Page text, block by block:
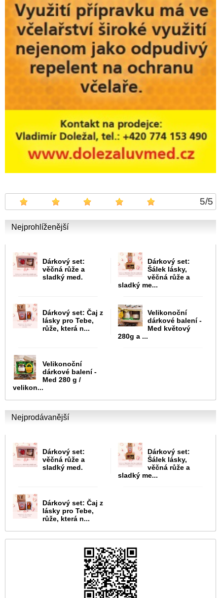
5/5
Nejprohlíženější
Dárkový set:
věčná růže a
sladký med.
Dárkový set:
Šálek lásky,
věčná růže a
sladký me...
Dárkový set: Čaj z
lásky pro Tebe,
růže, která n...
Velikonoční
dárkové balení -
Med květový
280g a ...
Velikonoční
dárkové balení -
Med 280 g /
velikon...
Nejprodávanější
Dárkový set:
věčná růže a
sladký med.
Dárkový set:
Šálek lásky,
věčná růže a
sladký me...
Dárkový set: Čaj z
lásky pro Tebe,
růže, která n...